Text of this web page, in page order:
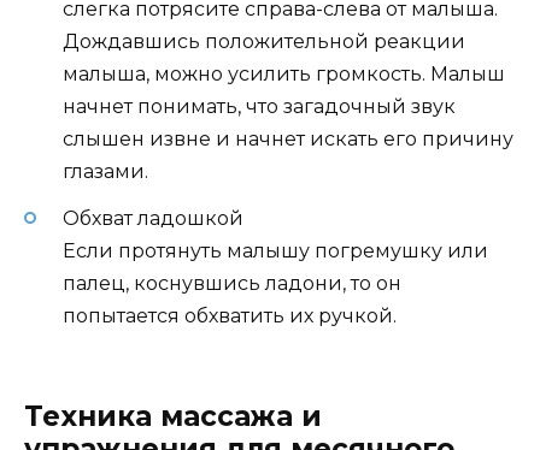
слегка потрясите справа-слева от малыша.
Дождавшись положительной реакции
малыша, можно усилить громкость. Малыш
начнет понимать, что загадочный звук
слышен извне и начнет искать его причину
глазами.
Обхват ладошкой
Если протянуть малышу погремушку или
палец, коснувшись ладони, то он
попытается обхватить их ручкой.
Техника массажа и